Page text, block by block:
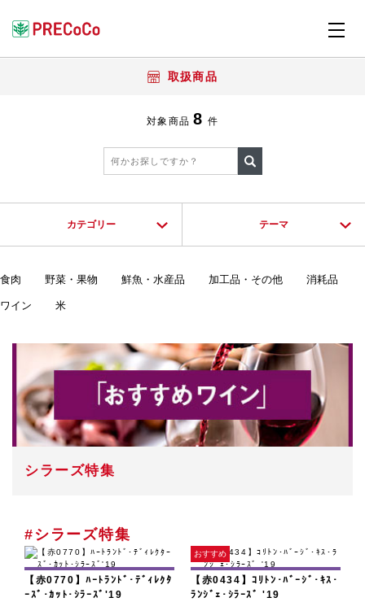
取扱商品
対象商品 8 件
カテゴリー テーマ
食肉 野菜・果物 鮮魚・水産品 加工品・その他 消耗品
ワイン 米
シラーズ特集
#シラーズ特集
【赤0770】ﾊｰﾄﾗﾝﾄﾞ･ﾃﾞｨﾚｸﾀ
ｰｽﾞ･ｶｯﾄ･ｼﾗｰｽﾞ'19
おすすめ
【赤0434】ｺﾘﾄﾝ･ﾊﾞｰｼﾞ･ｷｽ･
ﾗﾝｼﾞｪ･ｼﾗｰｽﾞ '19